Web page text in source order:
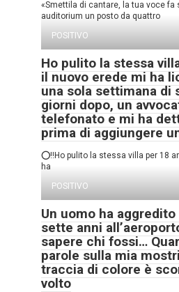
«Smettila di cantare, la tua voce fa
auditorium un posto da quattro
POSITIVO
Ho pulito la stessa
il nuovo erede mi ha
una sola settimana di
giorni dopo, un
telefonato e mi ha
prima di aggiungere
⭕‼️Ho pulito la stessa villa per 18
ha
POSITIVO
Un uomo ha
sette anni
sapere chi fossi…
parole sulla mia
traccia di colore è
volto